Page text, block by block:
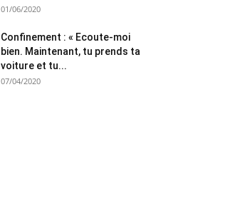
01/06/2020
Confinement : « Ecoute-moi
bien. Maintenant, tu prends ta
voiture et tu...
07/04/2020